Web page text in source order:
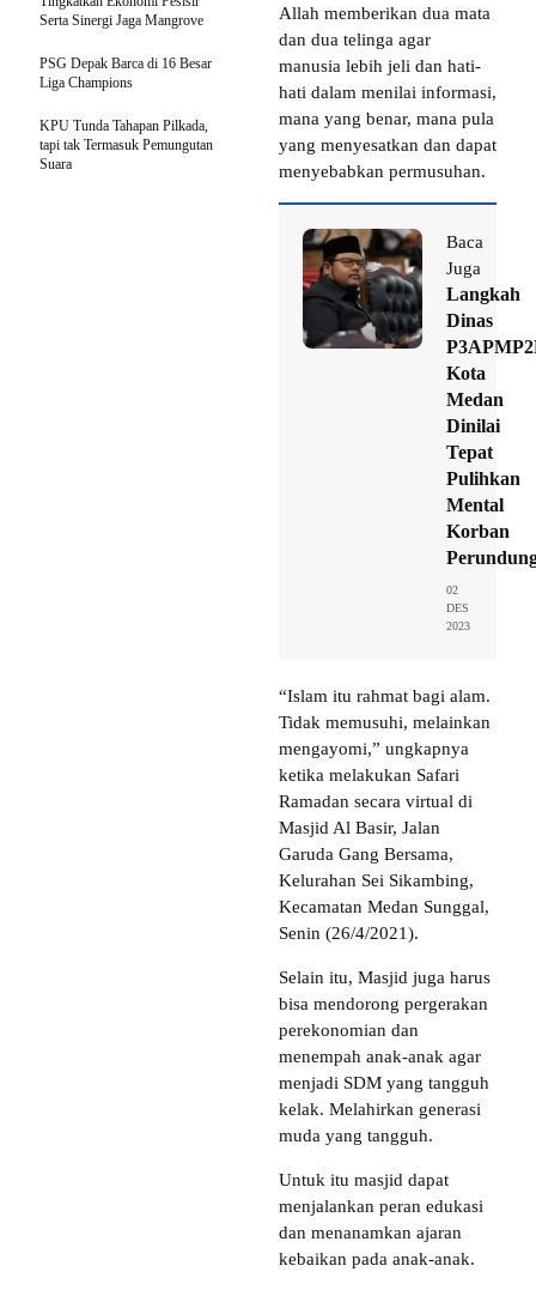
Allah memberikan dua mata
dan dua telinga agar
manusia lebih jeli dan hati-
hati dalam menilai informasi,
mana yang benar, mana pula
yang menyesatkan dan dapat
menyebabkan permusuhan.
Baca
Juga
Langkah
Dinas
Kota
Medan
Dinilai
Tepat
Pulihkan
Mental
Korban
02
DES
2023
“Islam itu rahmat bagi alam.
Tidak memusuhi, melainkan
mengayomi,” ungkapnya
ketika melakukan Safari
Ramadan secara virtual di
Masjid Al Basir, Jalan
Garuda Gang Bersama,
Kelurahan Sei Sikambing,
Kecamatan Medan Sunggal,
Senin (26/4/2021).
Selain itu, Masjid juga harus
bisa mendorong pergerakan
perekonomian dan
menempah anak-anak agar
menjadi SDM yang tangguh
kelak. Melahirkan generasi
muda yang tangguh.
Untuk itu masjid dapat
menjalankan peran edukasi
dan menanamkan ajaran
kebaikan pada anak-anak.
Serta Sinergi Jaga Mangrove
PSG Depak Barca di 16 Besar
Liga Champions
KPU Tunda Tahapan Pilkada,
tapi tak Termasuk Pemungutan
Suara